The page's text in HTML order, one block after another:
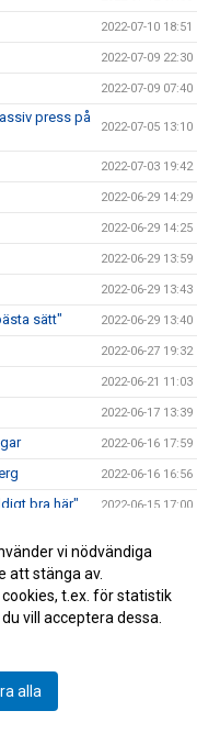
2022-07-10 18:51
2022-07-09 22:30
2022-07-09 07:40
press på
2022-07-05 13:10
2022-07-03 19:42
2022-06-29 14:29
2022-06-29 14:25
2022-06-29 13:59
2022-06-29 13:43
sätt" 2022-06-29 13:40
2022-06-27 19:32
2022-06-21 11:03
2022-06-17 13:39
2022-06-16 17:59
2022-06-16 16:56
bra här" 2022-06-15 17:00
2022-05-27 17:44
2022-05-27 17:23
vi nödvändiga
att stänga av.
t.ex. för statistik
vill acceptera dessa.
alla